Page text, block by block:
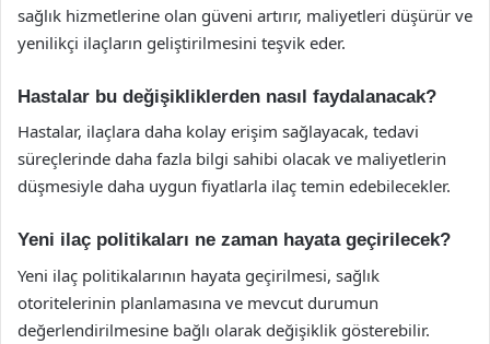
sağlık hizmetlerine olan güveni artırır, maliyetleri düşürür ve
yenilikçi ilaçların geliştirilmesini teşvik eder.
Hastalar bu değişikliklerden nasıl faydalanacak?
Hastalar, ilaçlara daha kolay erişim sağlayacak, tedavi
süreçlerinde daha fazla bilgi sahibi olacak ve maliyetlerin
düşmesiyle daha uygun fiyatlarla ilaç temin edebilecekler.
Yeni ilaç politikaları ne zaman hayata geçirilecek?
Yeni ilaç politikalarının hayata geçirilmesi, sağlık
otoritelerinin planlamasına ve mevcut durumun
değerlendirilmesine bağlı olarak değişiklik gösterebilir.